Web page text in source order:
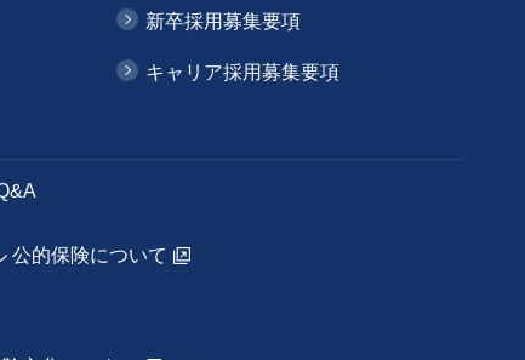
新卒採用募集要項
キャリア採用募集要項
公的保険について